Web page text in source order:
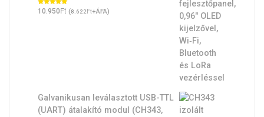
Értékelés:
5.00 / 5
10.950Ft (8.622Ft+ÁFA)
Galvanikusan leválasztott USB-TTL
(UART) átalakító modul (CH343,